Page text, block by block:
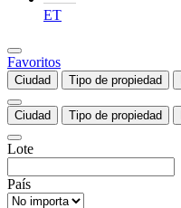
ET
Favoritos
Ciudad Tipo de propiedad
Ciudad Tipo de propiedad
Lote
País